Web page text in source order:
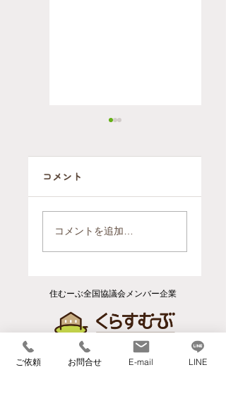
ービスの商標登
録
コメント
コメントを追加…
住むーぶ全国協議会メンバー企業
​【本社】
ご依頼 お問合せ E-mail LINE